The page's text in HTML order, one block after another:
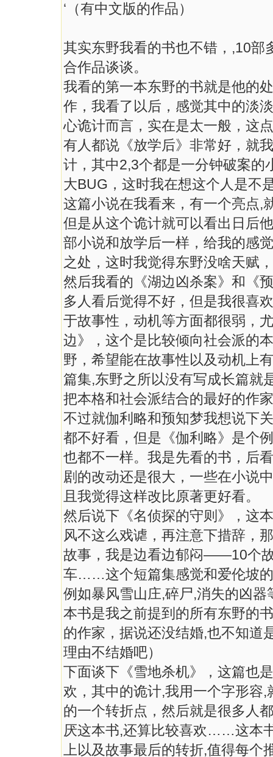
‘（有中文版的作品）
其实东野我看的书也不错，,10部
合作品谈谈。
我看的第一本东野的书就是他的
作，我看了以后，感觉其中的淡
心诡计而言，实在是太一般，这
有人都说《放学后》非常好，就
计，其中2,3个都是一分钟破案的
大BUG，这时我在想这个人是不
这篇小说在我看来，有一个亮点,
但是从这个诡计就可以看出日后
部小说和放学后一样，给我的感
之处，这时我觉得东野没啥天赋
然后我看的《湖边凶杀案》和《
多人看后觉得不好，但是我很喜
于故事性，动机等方面都很弱，
边》，这个是比较倾向社会派的
野，希望能在故事性以及动机上
篇集,东野之所以没有写成长篇就
把本格和社会派结合的最好的作
不过就伽利略和预知梦我想说下
都不好看，但是《伽利略》是个
也都不一样。我是先看的书，后
剧的改动还是很大，一些在小说
且我觉得这样改比原著更好看。
然后说下《名侦探的守则》，这
风不这么戏谑，再注意下措辞，
故事，我是边看边郁闷——10个
车……这个短篇集感觉和爱伦坡
例如暴风雪山庄,碎尸,消失的凶
本书是我之前提到的所有东野的
的作家，据说还没结婚,也不知
理由不结婚吧）
下面谈下《雪地杀机》，这篇也
欢，其中的诡计,我用一个字形容,
的一个转折点，然后就是很多人
厌这本书,还算比较喜欢……这本
上以及故事最后的转折,值得每